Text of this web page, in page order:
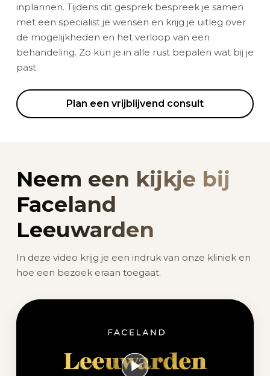
inplannen. Tijdens dit gesprek bespreek je samen
met een specialist je wensen en krijg je uitleg over
de mogelijkheden en het verloop van een
behandeling. Zo kun je in alle rust bepalen wat bij je
past.
Plan een vrijblijvend consult
Neem een kijkje bij
Faceland
Leeuwarden
In deze video krijg je een indruk van onze kliniek en
hoe een bezoek eraan toegaat.